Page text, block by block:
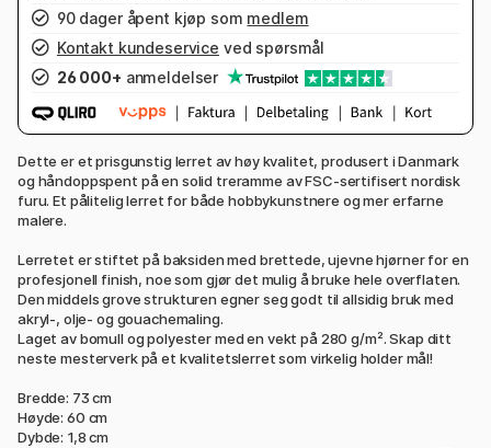
90 dager åpent kjøp som medlem
Kontakt kundeservice ved spørsmål
26 000+ anmeldelser
Dette er et prisgunstig lerret av høy kvalitet, produsert i Danmark
og håndoppspent på en solid treramme av FSC-sertifisert nordisk
furu. Et pålitelig lerret for både hobbykunstnere og mer erfarne
malere.
Lerretet er stiftet på baksiden med brettede, ujevne hjørner for en
profesjonell finish, noe som gjør det mulig å bruke hele overflaten.
Den middels grove strukturen egner seg godt til allsidig bruk med
akryl-, olje- og gouachemaling.
Laget av bomull og polyester med en vekt på 280 g/m². Skap ditt
neste mesterverk på et kvalitetslerret som virkelig holder mål!
Bredde: 73 cm
Høyde: 60 cm
Dybde: 1,8 cm